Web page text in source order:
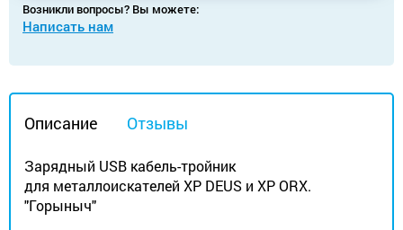
Возникли вопросы? Вы можете:
Написать нам
Описание Отзывы
Зарядный USB кабель-тройник
для металлоискателей XP DEUS и XP ORX.
"Горыныч"